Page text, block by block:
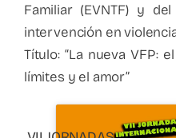
Familiar (EVNTF) y
intervención en
Título: “La nueva VFP:
límites y el amor”